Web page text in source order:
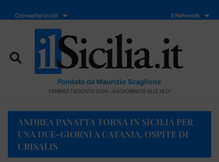
Cronache locali Il Network
Fondato da Maurizio Scaglione
VENERDÌ 7 AGOSTO 2026 - AGGIORNATO ALLE 18:01
ANDREA PANATTA TORNA IN SICILIA PER
UNA DUE-GIORNI A CATANIA, OSPITE DI
CRISALIS